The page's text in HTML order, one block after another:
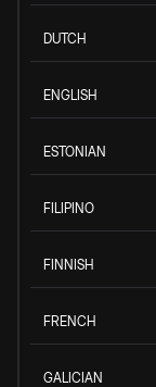
DUTCH
ENGLISH
ESTONIAN
FILIPINO
FINNISH
FRENCH
GALICIAN